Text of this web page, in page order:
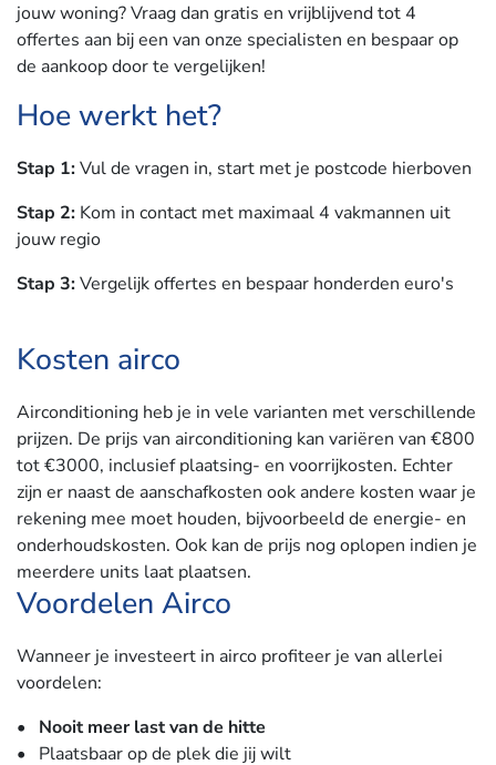
jouw woning? Vraag dan gratis en vrijblijvend tot 4
offertes aan bij een van onze specialisten en bespaar op
de aankoop door te vergelijken!
Hoe werkt het?
Stap 1:Vul de vragen in, start met je postcode hierboven
Stap 2: Kom in contact met maximaal 4 vakmannen uit
jouw regio
Stap 3:Vergelijk offertes en bespaar honderden euro's
Kosten airco
Airconditioning heb je in vele varianten met verschillende
prijzen. De prijs van airconditioning kan variëren van €800
tot €3000, inclusief plaatsing- en voorrijkosten. Echter
zijn er naast de aanschafkosten ook andere kosten waar je
rekening mee moet houden, bijvoorbeeld de energie- en
onderhoudskosten. Ook kan de prijs nog oplopen indien je
meerdere units laat plaatsen.
Voordelen Airco
Wanneer je investeert in airco profiteer je van allerlei
voordelen:
• Nooit meer last van de hitte
• Plaatsbaar op de plek die jij wilt